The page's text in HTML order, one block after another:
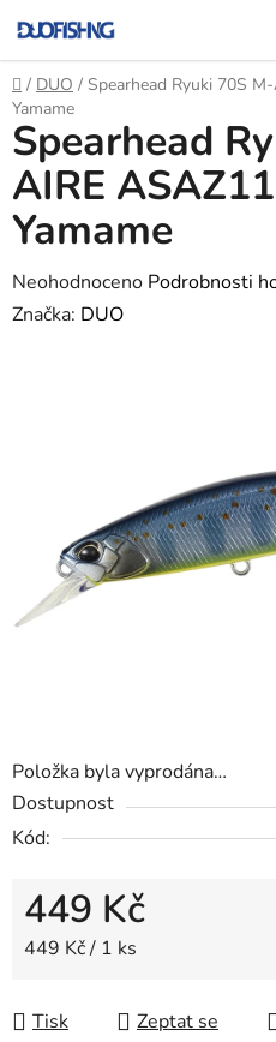
na
obsah
Domů
/ DUO / Spearhead Ryuki 70S
Yamame
Položka byla vyprodána…
Dostupnost
Kód:
449 Kč
Měrná cena:
449 Kč / 1 ks
Tisk Zeptat se
Spearhead
AIRE
Yamame
Průměrné
hodnocení
Neohodnoceno Podrobnosti
Značka: DUO